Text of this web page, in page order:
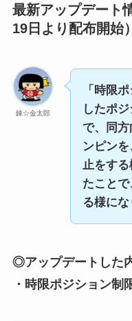
最新アップデート
19日より配布開始）
錬☆金太郎
「時限
したポ
で、同
ンピン
止をす
たこと
る様にな
◎アップデートした
・時限ポジション制